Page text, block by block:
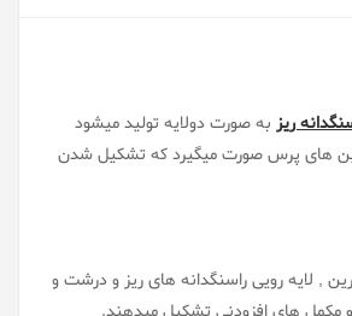
ریز به صورت دولایه تولید میشود
های پرس صورت میگیرد که تشکیل شدن
, لایه رویی راسنگدانه های ریز و درشت و